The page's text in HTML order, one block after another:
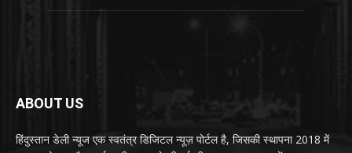
ABOUT US
हिंदुस्तान डेली न्यूज एक स्वतंत्र डिजिटल न्यूज़ पोर्टल है, जिसकी स्थापना 2018 में